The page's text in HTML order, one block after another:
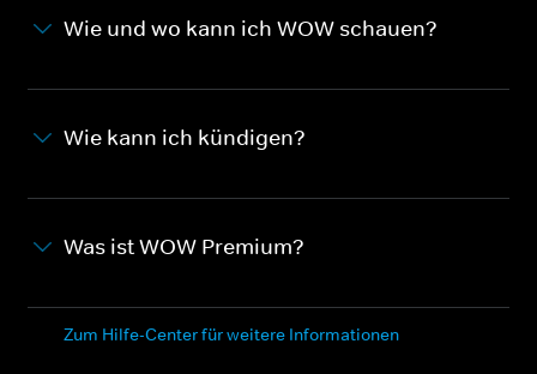
Wie und wo kann ich WOW schauen?
Wie kann ich kündigen?
Was ist WOW Premium?
Zum Hilfe-Center für weitere Informationen